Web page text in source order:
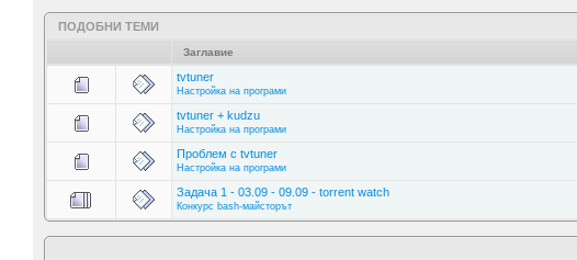
ПОДОБНИ ТЕМИ
Заглавие
tvtuner
Настройка на програми
tvtuner + kudzu
Настройка на програми
Проблем с tvtuner
Настройка на програми
Задача 1 - 03.09 - 09.09 - torrent watch
Конкурс bash-майсторът